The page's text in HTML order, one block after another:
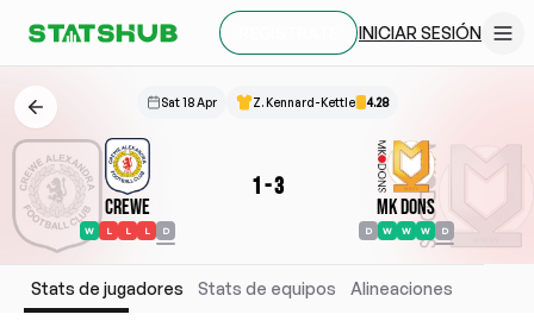
INICIAR SESIÓN
Sat 18 Apr Z. Kennard-Kettle 4.28
Crewe
W L L L D
1-3
MK Dons
D W W W D
Stats de jugadores Stats de equipos Alineaciones